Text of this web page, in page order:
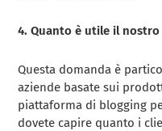
4. Quanto è utile il
Questa domanda è
aziende basate sui
piattaforma di blogging
dovete capire quanto i